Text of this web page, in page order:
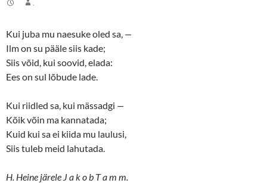
Kui juba mu naesuke oled sa, —
Ilm on su pääle siis kade;
Siis võid, kui soovid, elada:
Ees on sul lõbude lade.
Kui riidled sa, kui mässadgi —
Kõik võin ma kannatada;
Kuid kui sa ei kiida mu laulusi,
Siis tuleb meid lahutada.
H. Heine järele J a k o b T a m m.